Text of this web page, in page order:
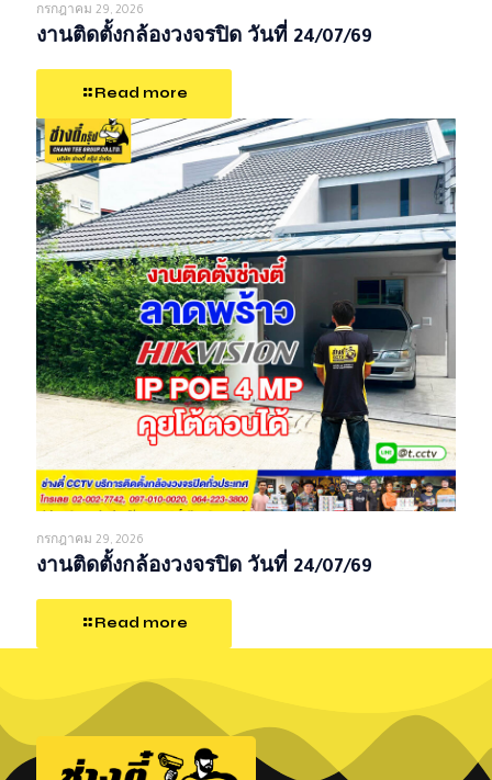
กรกฎาคม 29, 2026
งานติดตั้งกล้องวงจรปิด วันที่ 24/07/69
Read more
กรกฎาคม 29, 2026
งานติดตั้งกล้องวงจรปิด วันที่ 24/07/69
Read more